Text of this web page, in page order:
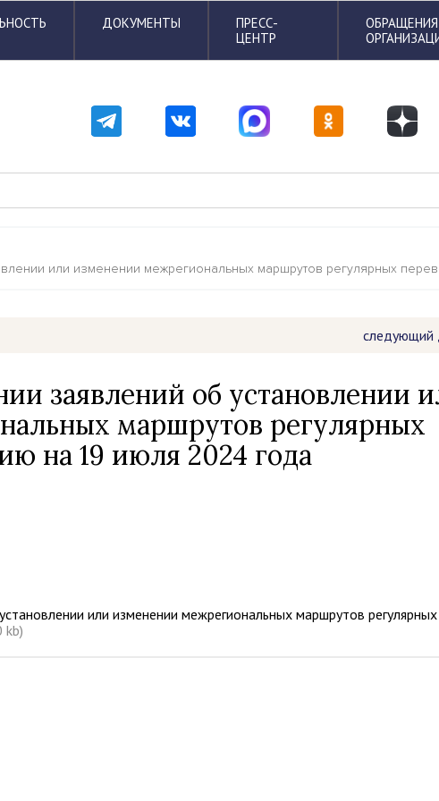
ДОКУМЕНТЫ
ПРЕСС-
ЦЕНТР
или изменении межрегиональных маршрутов регулярных
следующий
заявлений об установлении
маршрутов регулярных
на 19 июля 2024 года
или изменении межрегиональных маршрутов
kb)